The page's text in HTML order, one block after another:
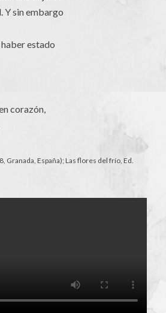
Y sin embargo
estado
corazón,
Granada, España); Las flores del frío, Ed.